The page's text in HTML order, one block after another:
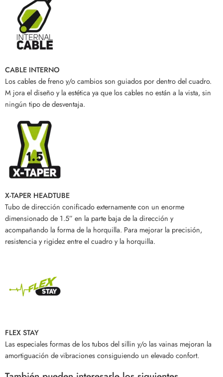
CABLE INTERNO
Los cables de freno y/o cambios son guiados por dentro del cuadro.
M jora el diseño y la estética ya que los cables no están a la vista, sin
ningún tipo de desventaja.
X-TAPER HEADTUBE
Tubo de dirección conificado externamente con un enorme
dimensionado de 1.5” en la parte baja de la dirección y
acompañando la forma de la horquilla. Para mejorar la precisión,
resistencia y rigidez entre el cuadro y la horquilla.
FLEX STAY
Las especiales formas de los tubos del sillin y/o las vainas mejoran la
amortiguación de vibraciones consiguiendo un elevado confort.